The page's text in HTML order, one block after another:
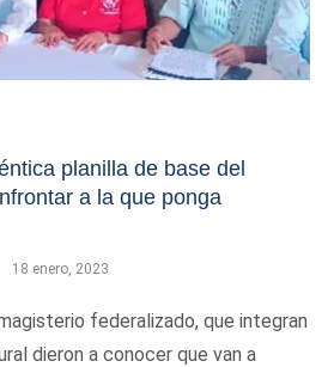
planilla de base del
a la que ponga
18 enero, 2023
federalizado, que integran
dieron a conocer que van a